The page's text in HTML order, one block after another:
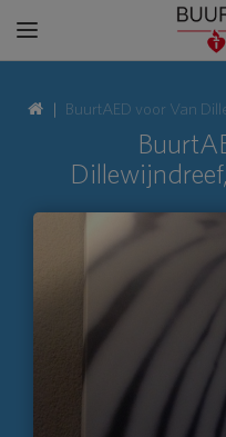
BuurtAED voor Van